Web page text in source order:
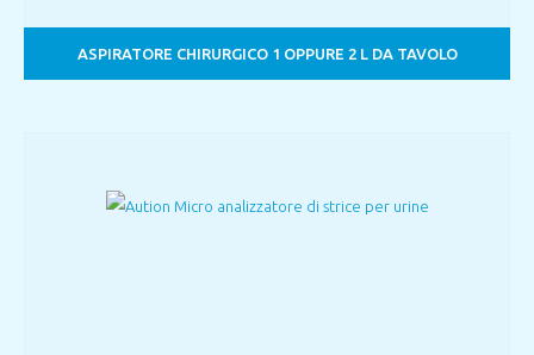
ASPIRATORE CHIRURGICO 1 OPPURE 2 L DA TAVOLO